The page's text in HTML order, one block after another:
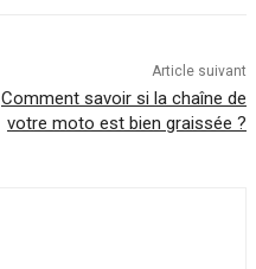
Article suivant
Comment savoir si la chaîne de
votre moto est bien graissée ?